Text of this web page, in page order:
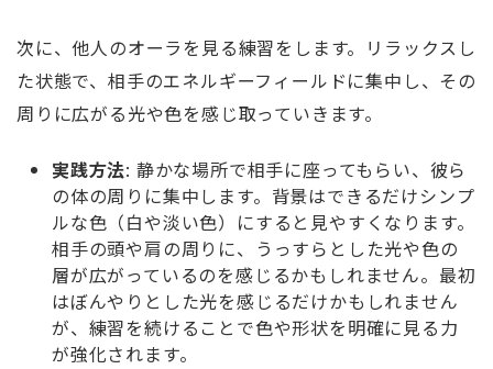
次に、他人のオーラを見る練習をします。リラックスし
た状態で、相手のエネルギーフィールドに集中し、その
周りに広がる光や色を感じ取っていきます。
実践方法: 静かな場所で相手に座ってもらい、彼ら
の体の周りに集中します。背景はできるだけシンプ
ルな色（白や淡い色）にすると見やすくなります。
相手の頭や肩の周りに、うっすらとした光や色の
層が広がっているのを感じるかもしれません。最初
はぼんやりとした光を感じるだけかもしれません
が、練習を続けることで色や形状を明確に見る力
が強化されます。